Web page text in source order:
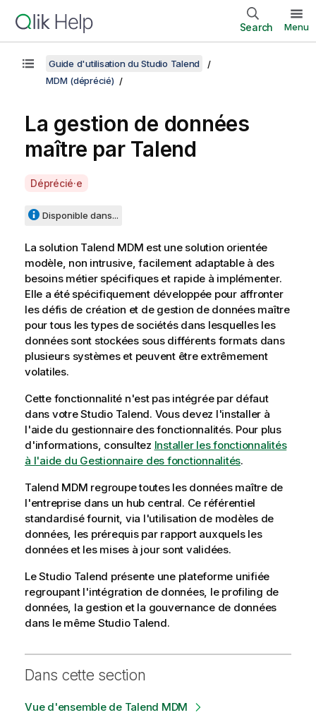
Search Menu
Guide d'utilisation du Studio Talend
MDM (déprécié)
La gestion de données
maître par Talend
A
a
l
a
b
i
l
i
t
y
-
o
t
e
Déprécié·e
Disponible dans...
La solution Talend MDM est une solution orientée
modèle, non intrusive, facilement adaptable à des
besoins métier spécifiques et rapide à implémenter.
Elle a été spécifiquement développée pour affronter
les défis de création et de gestion de données maître
pour tous les types de sociétés dans lesquelles les
données sont stockées sous différents formats dans
plusieurs systèmes et peuvent être extrêmement
volatiles.
Cette fonctionnalité n'est pas intégrée par défaut
dans votreStudio Talend. Vous devez l'installer à
l'aide du gestionnaire des fonctionnalités. Pour plus
d'informations, consultez Installer les fonctionnalités
à l'aide du Gestionnaire des fonctionnalités.
Talend MDM regroupe toutes les données maître de
l'entreprise dans un hub central. Ce référentiel
standardisé fournit, via l'utilisation de modèles de
données, les prérequis par rapport auxquels les
données et les mises à jour sont validées.
LeStudio Talend présente une plateforme unifiée
regroupant l'intégration de données, le profiling de
données, la gestion et la gouvernance de données
dans le même Studio Talend.
Dans cette section
Vue d'ensemble de Talend MDM